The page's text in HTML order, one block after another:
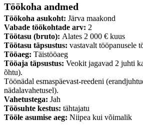
Töökoha andmed
Töökoha asukoht: Järva maakond
Vabade töökohtade arv: 2
Töötasu (bruto): Alates 2 000 € kuus
Töötasu täpsustus: vastavalt tööpanusele
Tööaeg: Täistööaeg
Tööaja täpsustus: Veokit jagavad 2 juhti
õhtu).
Töönädal esmaspäevast-reedeni
nädalavahetusel).
Vahetustega: Jah
Töösuhte kestus: tähtajatu
Tööle asumise aeg: Niipea kui võimalik